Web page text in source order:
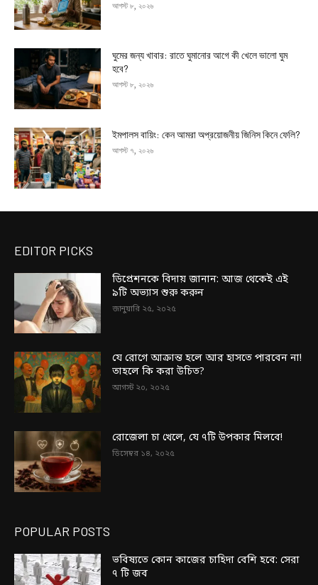
আগস্ট ৮, ২০২৬
ঘুমের জন্য খাবার: রাতে ঘুমানোর আগে কী খেলে ভালো ঘুম
হবে?
আগস্ট ৮, ২০২৬
ইমপালস বায়িং: কেন আমরা অপ্রয়োজনীয় জিনিস কিনে ফেলি?
আগস্ট ৭, ২০২৬
EDITOR PICKS
ডিপ্রেশনকে বিদায় জানান: আজ থেকেই এই
৯টি অভ্যাস শুরু করুন
জানুয়ারি ২৫, ২০২৫
যে রোগে আক্রান্ত হলে আর হাসতে পারবেন না!
তাহলে কি করা উচিত?
আগস্ট ২০, ২০২৫
রোজেলা চা খেলে, যে ৭টি উপকার মিলবে!
ডিসেম্বর ১৪, ২০২৫
POPULAR POSTS
ভবিষ্যতে কোন কাজের চাহিদা বেশি হবে: সেরা
৭ টি জব